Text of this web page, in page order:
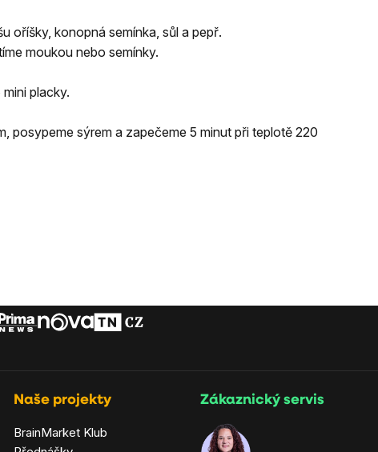
oříšky, konopná semínka, sůl a pepř.
moukou nebo semínky.
placky.
posypeme sýrem a zapečeme 5 minut při teplotě 220
Naše projekty
BrainMarket Klub
Zákaznický servis